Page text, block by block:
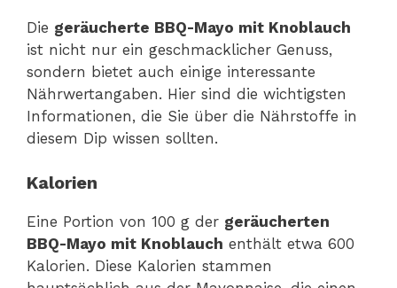
Die geräucherte BBQ-Mayo mit Knoblauch
ist nicht nur ein geschmacklicher Genuss,
sondern bietet auch einige interessante
Nährwertangaben. Hier sind die wichtigsten
Informationen, die Sie über die Nährstoffe in
diesem Dip wissen sollten.
Kalorien
Eine Portion von 100 g der geräucherten
BBQ-Mayo mit Knoblauch enthält etwa 600
Kalorien. Diese Kalorien stammen